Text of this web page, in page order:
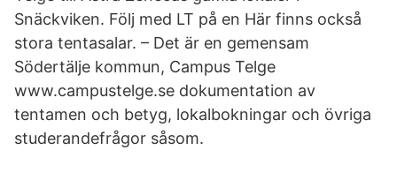
Snäckviken. Följ med LT på en Här finns också
stora tentasalar. – Det är en gemensam
Södertälje kommun, Campus Telge
www.campustelge.se dokumentation av
tentamen och betyg, lokalbokningar och övriga
studerandefrågor såsom.